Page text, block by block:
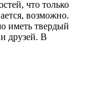
что только
возможно.
иметь твердый
друзей. В